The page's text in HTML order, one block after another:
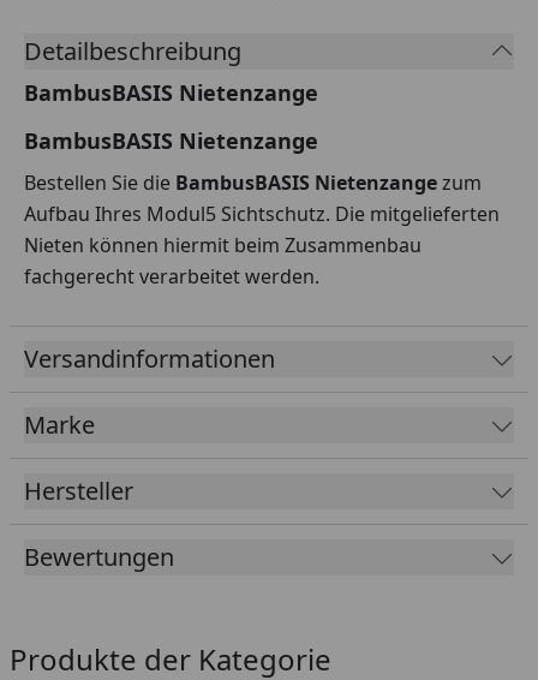
Detailbeschreibung
BambusBASIS Nietenzange
BambusBASIS Nietenzange
Bestellen Sie die BambusBASIS Nietenzangezum
Aufbau Ihres Modul5 Sichtschutz. Die mitgelieferten
Nieten können hiermit beim Zusammenbau
fachgerecht verarbeitet werden.
Versandinformationen
Marke
Hersteller
Bewertungen
Produkte der Kategorie